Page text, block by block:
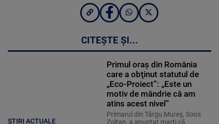
CITEȘTE ȘI...
ȘTIRI ACTUALE
Primul oraş din România
care a obţinut statutul de
„Eco-Proiect”: „Este un
motiv de mândrie că am
atins acest nivel”
Primarul din Târgu Mureș, Soos
Zoltan, a anunțat marți că